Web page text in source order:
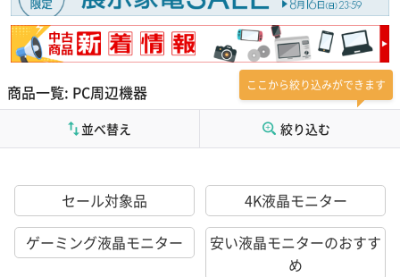
商品一覧: PC周辺機器 ここから絞り込みができます
絞り込む
並べ替え
セール対象品
4K液晶モニター
ゲーミング液晶モニター
安い液晶モニターのおすす
め